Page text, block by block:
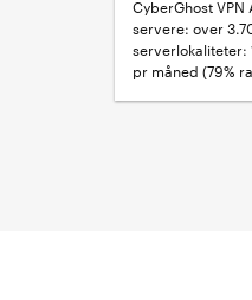
CyberGhost VPN
servere: over
serverlokaliteter:
pr måned (79%